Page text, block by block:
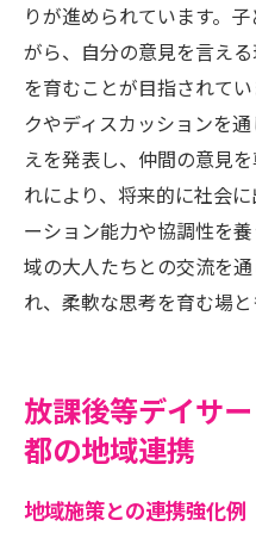
りが進められています。
がら、自分の意見を言え
を育むことが目指されて
クやディスカッションを
えを発表し、仲間の意見
れにより、将来的に社会
ーション能力や協調性を
域の大人たちとの交流を
れ、柔軟な思考を育む場と
放課後等デイサ
都の地域連携
地域施策との連携強化例